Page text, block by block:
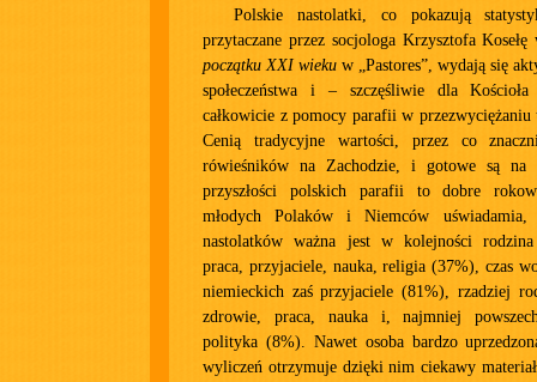
Polskie nastolatki, co pokazują
przytaczane przez socjologa Krzysztofa
początku XXI wieku w „Pastores”, wydają się
społeczeństwa i – szczęśliwie dla
całkowicie z pomocy parafii w przezwyciężaniu
Cenią tradycyjne wartości, przez co
rówieśników na Zachodzie, i gotowe są na
przyszłości polskich parafii to dobre
młodych Polaków i Niemców
nastolatków ważna jest w kolejności
praca, przyjaciele, nauka, religia (37%), czas
niemieckich zaś przyjaciele (81%), rzadziej
zdrowie, praca, nauka i, najmniej
polityka (8%). Nawet osoba bardzo
wyliczeń otrzymuje dzięki nim ciekawy